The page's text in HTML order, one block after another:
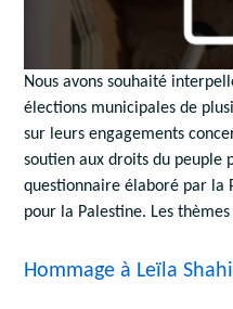
Nous avons souhaité
élections municipales de
sur leurs engagements
soutien aux droits du peuple
questionnaire élaboré par la
pour la Palestine. Les
Hommage à Leïla